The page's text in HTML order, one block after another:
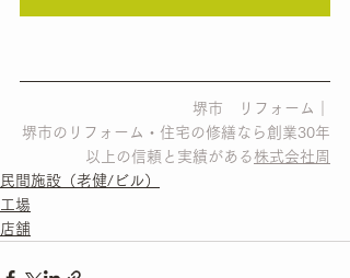
堺市　リフォーム｜
堺市のリフォーム・住宅の修繕なら創業30年
以上の信頼と実績がある株式会社周
民間施設（老健/ビル）
工場
店舗